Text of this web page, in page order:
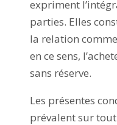
expriment
parties. Elles
la relation
en ce sens,
sans réserve.
Les présentes
prévalent sur